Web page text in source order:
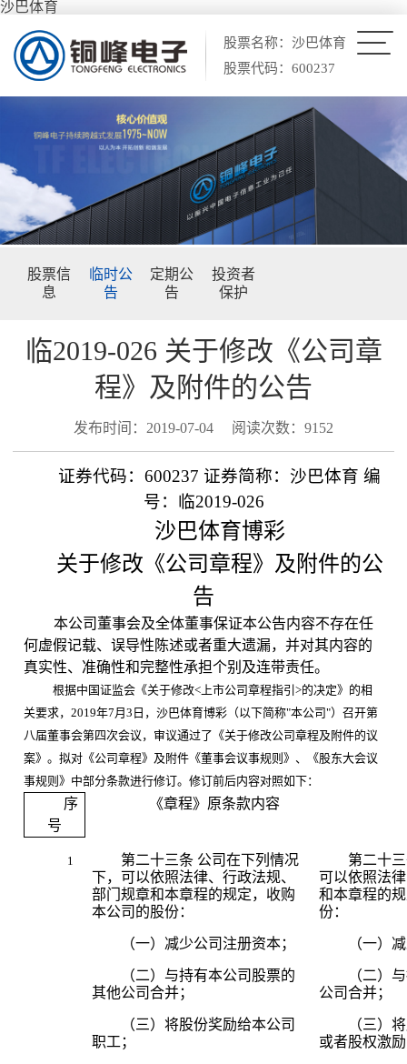
沙巴体育
股票名称：沙巴体育
股票代码：600237
股票信
息
临时公
告
定期公
告
投资者
保护
临2019-026 关于修改《公司章
程》及附件的公告
发布时间：2019-07-04 阅读次数：9152
证券代码： 600237 证券简称：沙巴体育 编
号：临2019-026
沙巴体育博彩
关于修改《公司章程》及附件的公
告
本公司董事会及全体董事保证本公告内容不存在任
何虚假记载、误导性陈述或者重大遗漏，并对其内容的
真实性、准确性和完整性承担个别及连带责任。
根据中国证监会《关于修改< 上市公司章程指引>的决定》的相
关要求，2019年7 月3 日，沙巴体育博彩（以下简称"本公司"）召开第
八届董事会第四次会议，审议通过了《关于修改公司章程及附件的议
案》。拟对《公司章程》及附件《董事会议事规则》、《股东大会议
事规则》中部分条款进行修订。修订前后内容对照如下：
序
号
《章程》原条款内容
1 第二十三条 公司在下列情况
下，可以依照法律、行政法规、
部门规章和本章程的规定，收购
本公司的股份：
（一）减少公司注册资本；
（二）与持有本公司股票的
其他公司合并；
（三）将股份奖励给本公司
职工；
第二十
可以依照法
和本章程的
份：
（一）
（二）
公司合并；
（三）
或者股权激